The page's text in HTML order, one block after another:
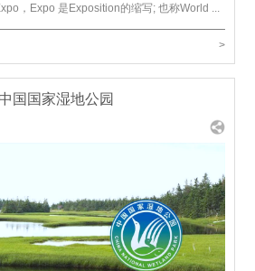
，Expo 是Exposition的缩写; 也称World ...
>
国国家湿地公园